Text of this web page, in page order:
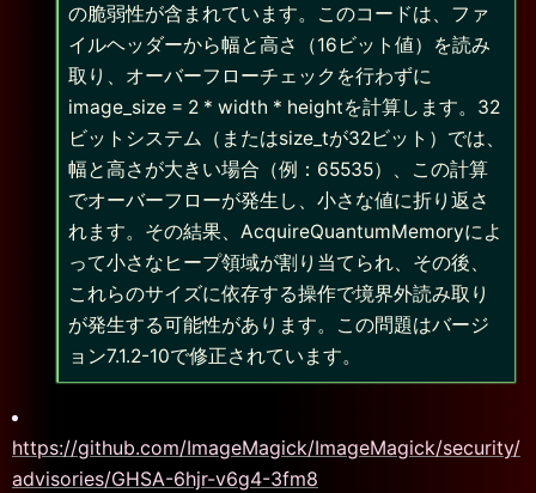
の脆弱性が含まれています。このコードは、ファ
イルヘッダーから幅と高さ（16ビット値）を読み
取り、オーバーフローチェックを行わずに
image_size = 2 * width * heightを計算します。32
ビットシステム（またはsize_tが32ビット）では、
幅と高さが大きい場合（例：65535）、この計算
でオーバーフローが発生し、小さな値に折り返さ
れます。その結果、AcquireQuantumMemoryによ
って小さなヒープ領域が割り当てられ、その後、
これらのサイズに依存する操作で境界外読み取り
が発生する可能性があります。この問題はバージ
ョン7.1.2-10で修正されています。
https://github.com/ImageMagick/ImageMagick/security/
advisories/GHSA-6hjr-v6g4-3fm8